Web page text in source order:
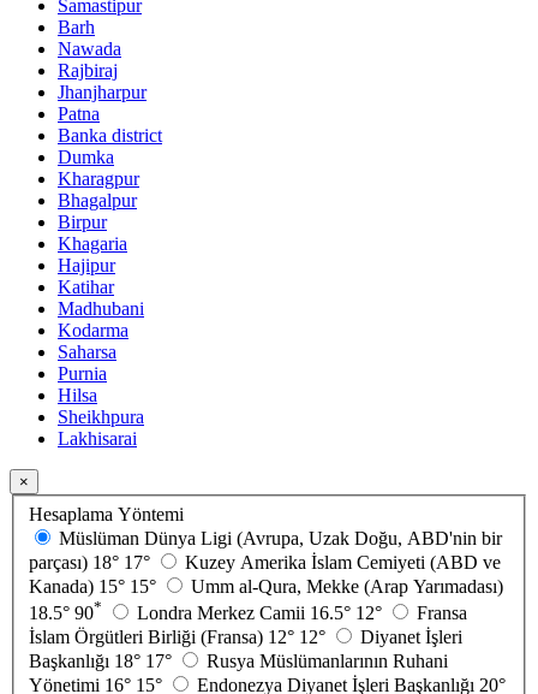
Samastipur
Barh
Nawada
Rajbiraj
Jhanjharpur
Patna
Banka district
Dumka
Kharagpur
Bhagalpur
Birpur
Khagaria
Hajipur
Katihar
Madhubani
Kodarma
Saharsa
Purnia
Hilsa
Sheikhpura
Lakhisarai
×
Hesaplama Yöntemi
Müslüman Dünya Ligi (Avrupa, Uzak Doğu, ABD'nin bir
parçası) 18° 17°
Kuzey Amerika İslam Cemiyeti (ABD ve
Kanada) 15° 15°
Umm al-Qura, Mekke (Arap Yarımadası)
18.5° 90* Londra Merkez Camii 16.5° 12°
Fransa
İslam Örgütleri Birliği (Fransa) 12° 12°
Diyanet İşleri
Başkanlığı 18° 17°
Rusya Müslümanlarının Ruhani
Yönetimi 16° 15° Endonezya Diyanet İşleri Başkanlığı 20°